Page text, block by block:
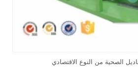
آلة صنع المناديل